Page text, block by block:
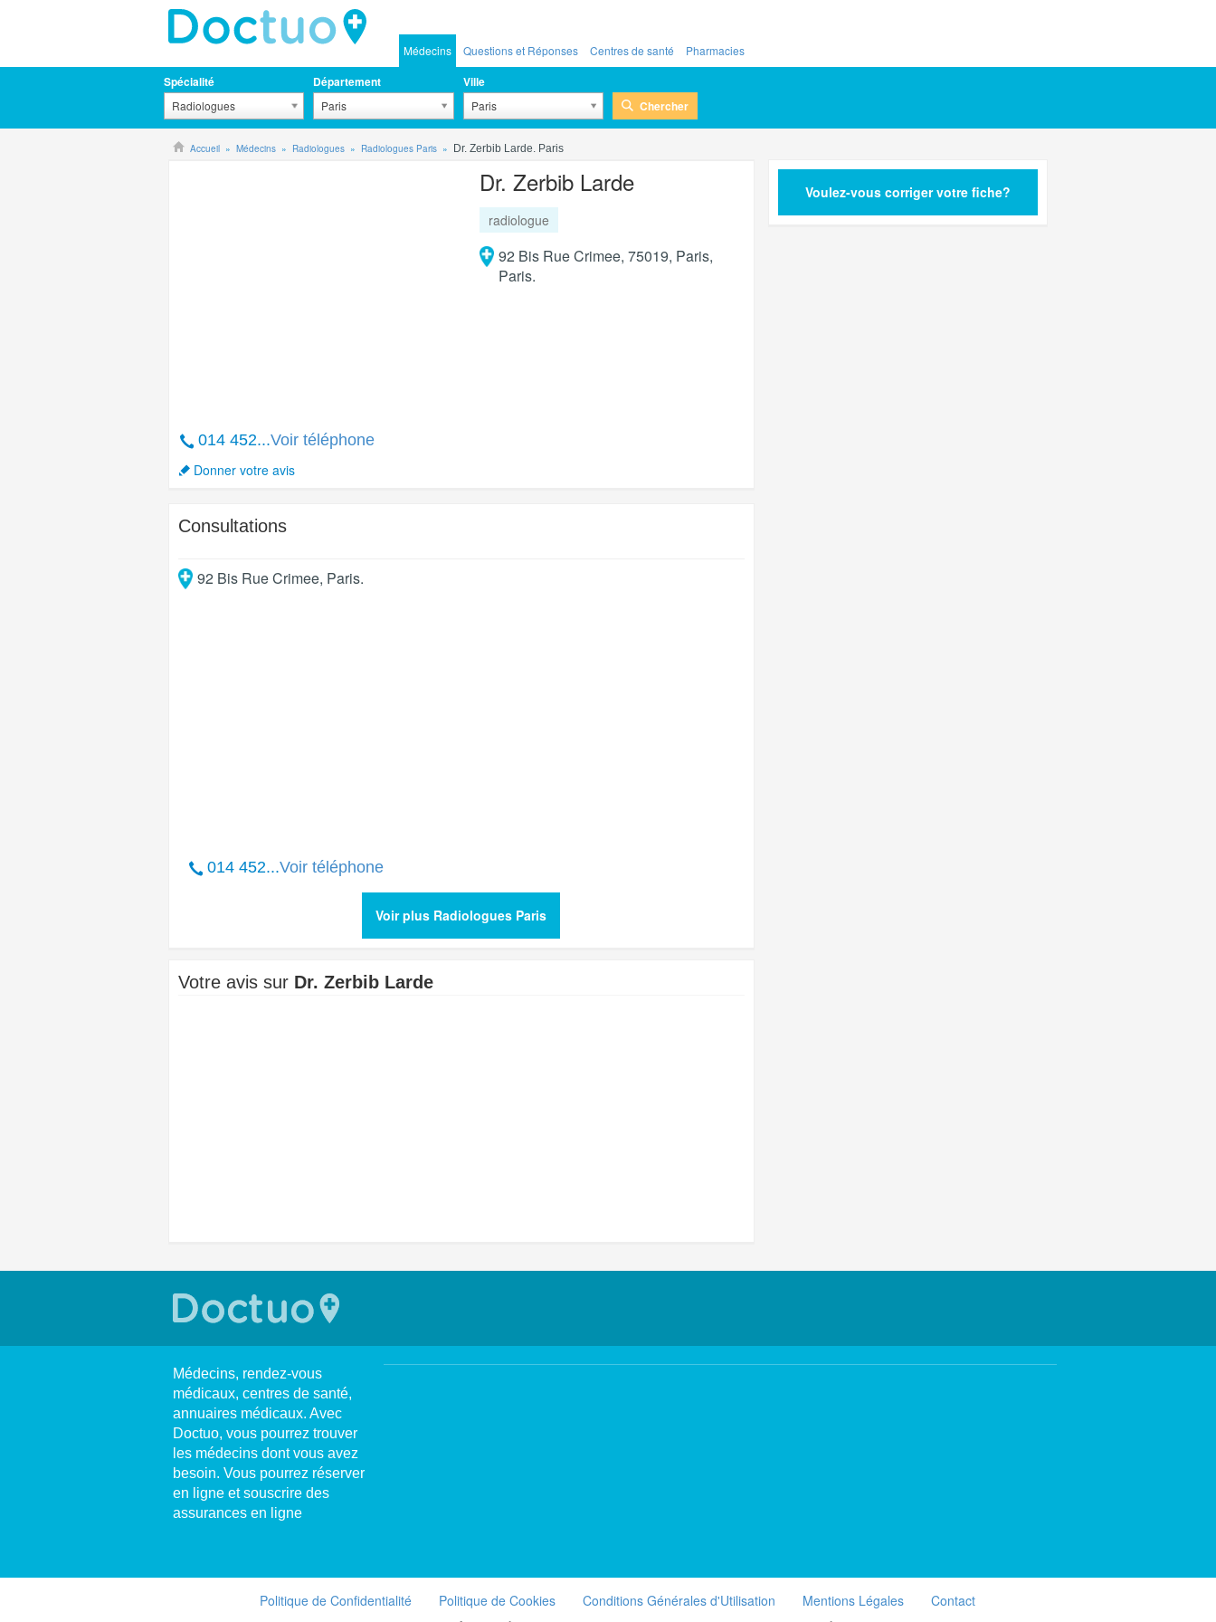
Médecins Questions et Réponses Centres de santé Pharmacies
Spécialité
Radiologues
Département
Paris
Ville
Paris Chercher
Accueil Médecins Radiologues Radiologues Paris Dr. Zerbib Larde. Paris
014 452...Voir téléphone
Donner votre avis
Dr. Zerbib Larde
radiologue
92 Bis Rue Crimee, 75019, Paris,
Paris.
Consultations
92 Bis Rue Crimee, Paris.
014 452...Voir téléphone
Voir plus Radiologues Paris
Votre avis sur Dr. Zerbib Larde
Voulez-vous corriger votre fiche?
Médecins, rendez-vous
médicaux, centres de santé,
annuaires médicaux. Avec
Doctuo, vous pourrez trouver
les médecins dont vous avez
besoin. Vous pourrez réserver
en ligne et souscrire des
assurances en ligne
Politique de Confidentialité Politique de Cookies Conditions Générales d'Utilisation Mentions Légales Contact